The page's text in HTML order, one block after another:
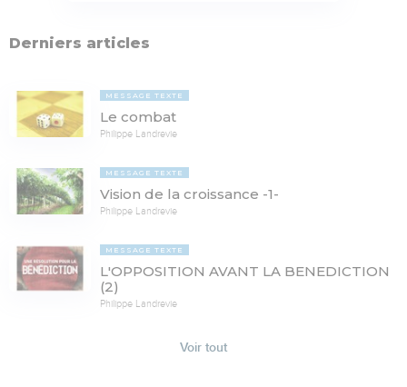
Derniers articles
MESSAGE TEXTE
Le combat
Philippe Landrevie
MESSAGE TEXTE
Vision de la croissance -1-
Philippe Landrevie
MESSAGE TEXTE
L'OPPOSITION AVANT LA BENEDICTION
(2)
Philippe Landrevie
Voir tout